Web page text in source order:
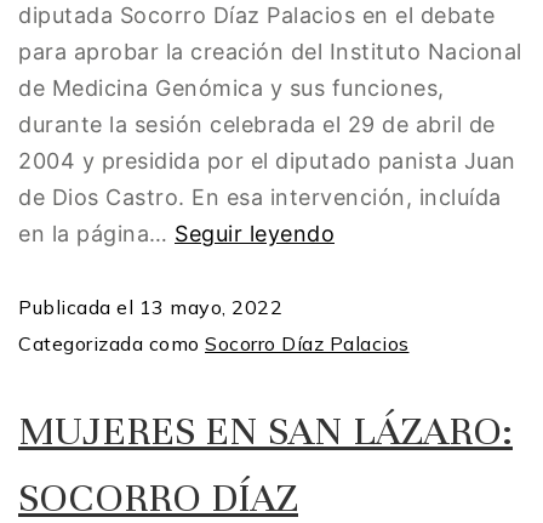
diputada Socorro Díaz Palacios en el debate
para aprobar la creación del Instituto Nacional
de Medicina Genómica y sus funciones,
durante la sesión celebrada el 29 de abril de
2004 y presidida por el diputado panista Juan
de Dios Castro. En esa intervención, incluída
en la página… Seguir leyendo
Publicada el 13 mayo, 2022
Categorizada como Socorro Díaz Palacios
MUJERES EN SAN LÁZARO:
SOCORRO DÍAZ